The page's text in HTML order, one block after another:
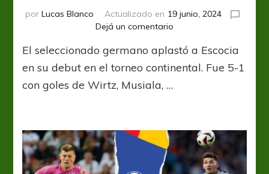
por Lucas Blanco Actualizado en 19 junio, 2024
Dejá un comentario
goleó
y
Eurocopa
El seleccionado germano aplastó a Escocia
en su debut en el torneo continental. Fue 5-1
con goles de Wirtz, Musiala, …